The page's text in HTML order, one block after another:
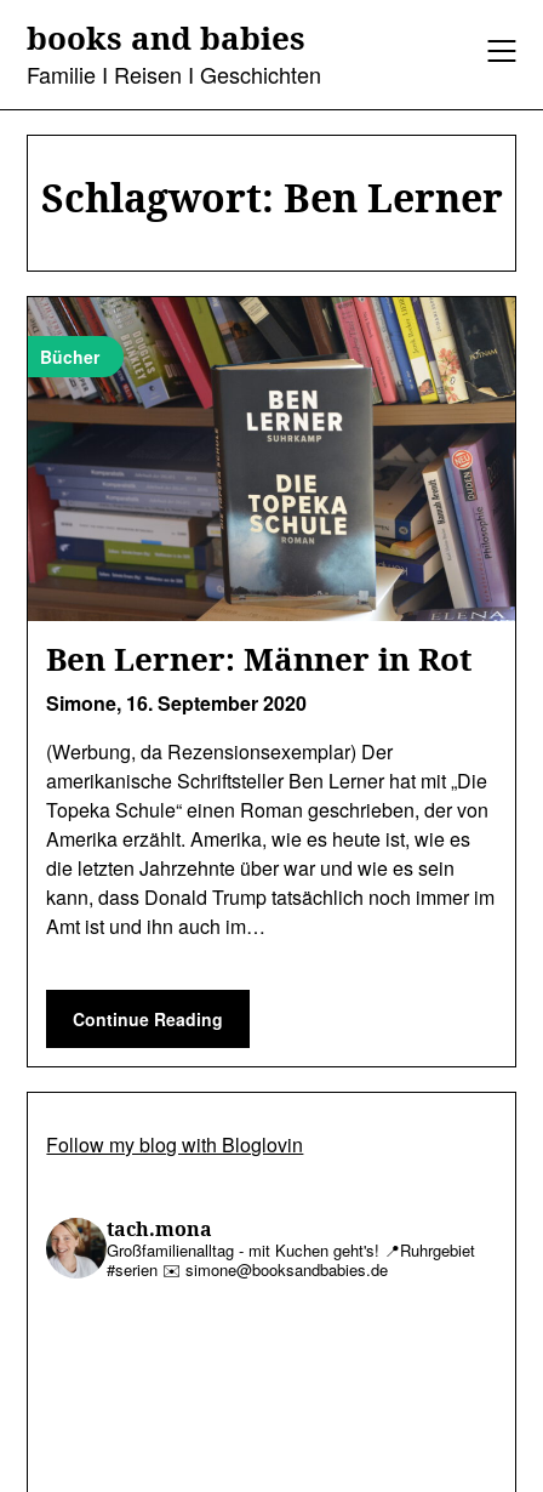
content
books and babies
Familie I Reisen I Geschichten
Schlagwort: Ben Lerner
Bücher
Ben Lerner: Männer in Rot
Simone, 16. September 2020
(Werbung, da Rezensionsexemplar) Der
amerikanische Schriftsteller Ben Lerner hat mit „Die
Topeka Schule“ einen Roman geschrieben, der von
Amerika erzählt. Amerika, wie es heute ist, wie es
die letzten Jahrzehnte über war und wie es sein
kann, dass Donald Trump tatsächlich noch immer im
Amt ist und ihn auch im…
Continue Reading
Follow my blog with Bloglovin
tach.mona
Großfamilienalltag - mit Kuchen geht's! 📍Ruhrgebiet
#serien ✉️ simone@booksandbabies.de